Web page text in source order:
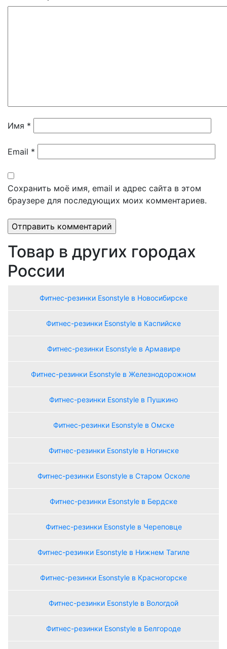
Имя *
Email *
Сохранить моё имя, email и адрес сайта в этом
браузере для последующих моих комментариев.
Товар в других городах
России
Фитнес-резинки Esonstyle в Новосибирске
Фитнес-резинки Esonstyle в Каспийске
Фитнес-резинки Esonstyle в Армавире
Фитнес-резинки Esonstyle в Железнодорожном
Фитнес-резинки Esonstyle в Пушкино
Фитнес-резинки Esonstyle в Омске
Фитнес-резинки Esonstyle в Ногинске
Фитнес-резинки Esonstyle в Старом Осколе
Фитнес-резинки Esonstyle в Бердске
Фитнес-резинки Esonstyle в Череповце
Фитнес-резинки Esonstyle в Нижнем Тагиле
Фитнес-резинки Esonstyle в Красногорске
Фитнес-резинки Esonstyle в Вологдой
Фитнес-резинки Esonstyle в Белгороде